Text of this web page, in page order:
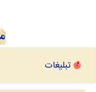
تبلیغات